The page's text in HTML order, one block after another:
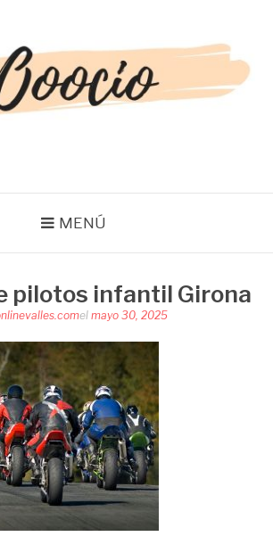
MENÚ
pilotos infantil Girona
el mayo 30, 2025